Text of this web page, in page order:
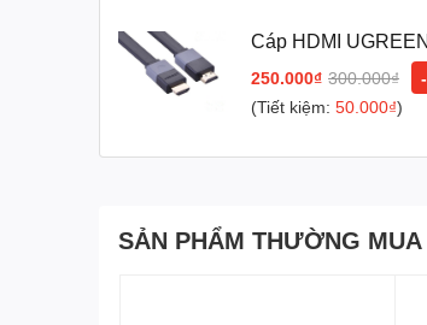
Cáp HDMI mỏng dẹt dài 5m hỗ trợ 3D
Hỗ trợ độ phân giải 4K, tín hiệu vượt xa
Hỗ trợ hiển thị các chuẩn đời tiếp theo
Thêm mạng tốc độ cao vào kết nối
Hỗ trợ các định dạng trình chiếu video,
Cáp HDMI
250.000₫ 300.000₫
(Tiết kiệm: 50.000₫)
SẢN PHẨM THƯỜNG MUA